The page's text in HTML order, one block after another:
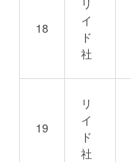
18
リ
イ
ド
社
19
リ
イ
ド
社